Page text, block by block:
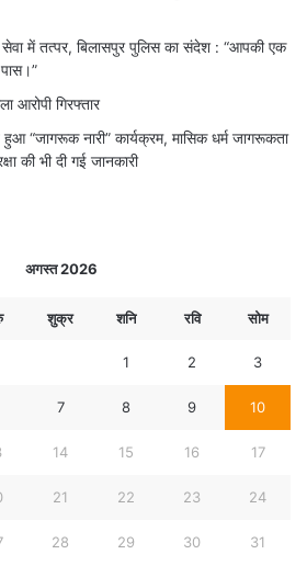
में तत्पर, बिलासपुर पुलिस का संदेश : “आपकी एक
आरोपी गिरफ्तार
“जागरूक नारी” कार्यक्रम, मासिक धर्म जागरूकता
की भी दी गई जानकारी
अगस्त 2026
शुक्र शनि रवि सोम
1 2 3
7 8 9 10
14 15 16 17
21 22 23 24
28 29 30 31